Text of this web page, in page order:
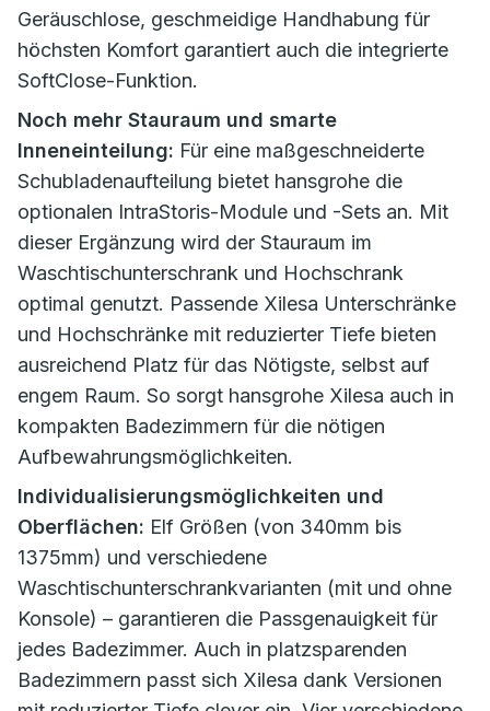
Geräuschlose, geschmeidige Handhabung für
höchsten Komfort garantiert auch die integrierte
SoftClose-Funktion.
Noch mehr Stauraum und smarte
Inneneinteilung: Für eine maßgeschneiderte
Schubladenaufteilung bietet hansgrohe die
optionalen IntraStoris-Module und -Sets an. Mit
dieser Ergänzung wird der Stauraum im
Waschtischunterschrank und Hochschrank
optimal genutzt. Passende Xilesa Unterschränke
und Hochschränke mit reduzierter Tiefe bieten
ausreichend Platz für das Nötigste, selbst auf
engem Raum. So sorgt hansgrohe Xilesa auch in
kompakten Badezimmern für die nötigen
Aufbewahrungsmöglichkeiten.
Individualisierungsmöglichkeiten und
Oberflächen: Elf Größen (von 340mm bis
1375mm) und verschiedene
Waschtischunterschrankvarianten (mit und ohne
Konsole) – garantieren die Passgenauigkeit für
jedes Badezimmer. Auch in platzsparenden
Badezimmern passt sich Xilesa dank Versionen